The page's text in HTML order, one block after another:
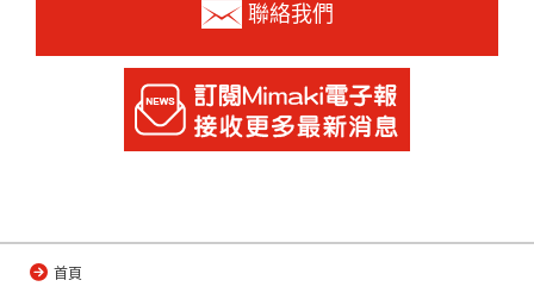
聯絡我們
首頁